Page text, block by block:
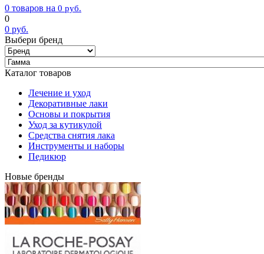
0 товаров на 0 руб.
0
0 руб.
Выбери бренд
Каталог товаров
Лечение и уход
Декоративные лаки
Основы и покрытия
Уход за кутикулой
Средства снятия лака
Инструменты и наборы
Педикюр
Новые бренды